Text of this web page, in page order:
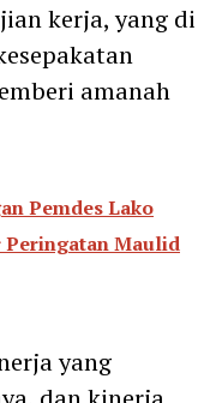
kerja, yang di
amanah
Pemdes Lako
Peringatan Maulid
yang